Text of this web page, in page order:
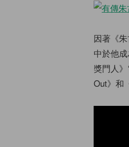
因著《
中於他
獎門人
Out》和